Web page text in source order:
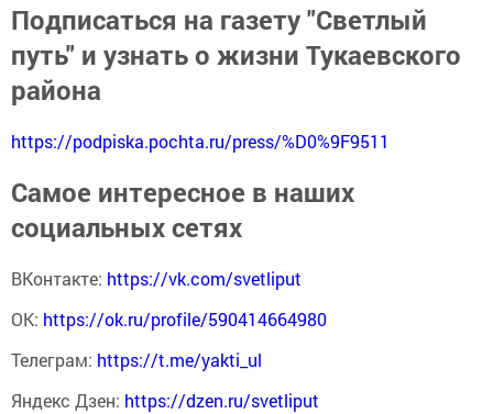
Подписаться на газету "Светлый
путь" и узнать о жизни Тукаевского
района
https://podpiska.pochta.ru/press/%D0%9F9511
Самое интересное в наших
социальных сетях
ВКонтакте: https://vk.com/svetliput
ОК: https://ok.ru/profile/590414664980
Телеграм: https://t.me/yakti_ul
Яндекс Дзен: https://dzen.ru/svetliput